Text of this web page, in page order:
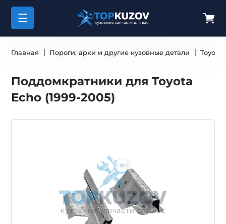
Главная Пороги, арки и другие кузовные детали Toyota
Поддомкратники для Toyota
Echo (1999-2005)